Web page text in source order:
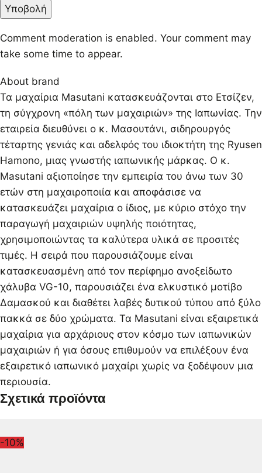
Comment moderation is enabled. Your comment may
take some time to appear.
About brand
Τα μαχαίρια Masutani κατασκευάζονται στο Ετσίζεν,
τη σύγχρονη «πόλη των μαχαιριών» της Ιαπωνίας. Την
εταιρεία διευθύνει ο κ. Μασουτάνι, σιδηρουργός
τέταρτης γενιάς και αδελφός του ιδιοκτήτη της Ryusen
Hamono, μιας γνωστής ιαπωνικής μάρκας. Ο κ.
Masutani αξιοποίησε την εμπειρία του άνω των 30
ετών στη μαχαιροποιία και αποφάσισε να
κατασκευάζει μαχαίρια ο ίδιος, με κύριο στόχο την
παραγωγή μαχαιριών υψηλής ποιότητας,
χρησιμοποιώντας τα καλύτερα υλικά σε προσιτές
τιμές. Η σειρά που παρουσιάζουμε είναι
κατασκευασμένη από τον περίφημο ανοξείδωτο
χάλυβα VG-10, παρουσιάζει ένα ελκυστικό μοτίβο
Δαμασκού και διαθέτει λαβές δυτικού τύπου από ξύλο
πακκά σε δύο χρώματα. Τα Masutani είναι εξαιρετικά
μαχαίρια για αρχάριους στον κόσμο των ιαπωνικών
μαχαιριών ή για όσους επιθυμούν να επιλέξουν ένα
εξαιρετικό ιαπωνικό μαχαίρι χωρίς να ξοδέψουν μια
περιουσία.
Σχετικά προϊόντα
-10%